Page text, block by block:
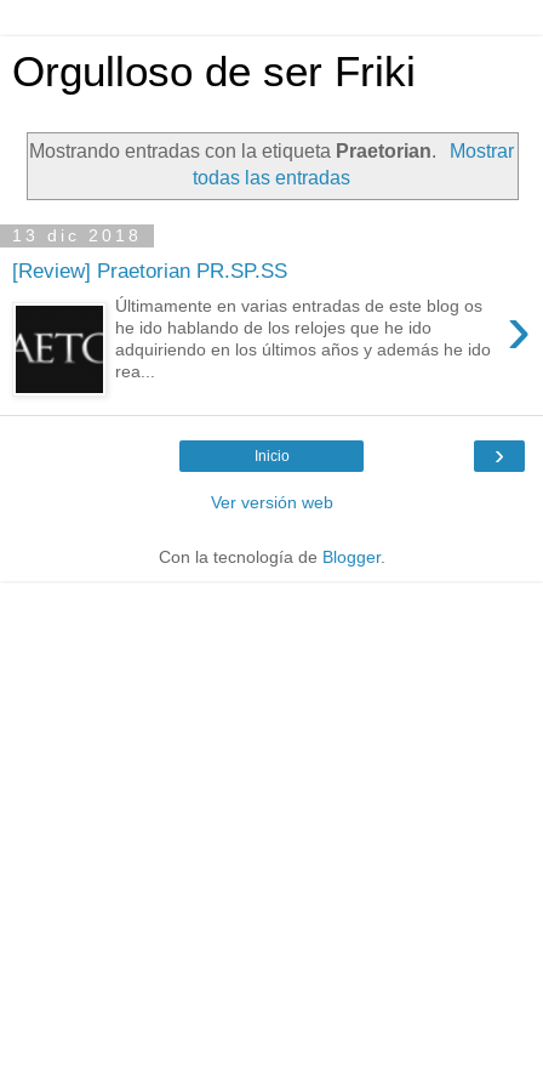
Orgulloso de ser Friki
Mostrando entradas con la etiqueta Praetorian.
Mostrar
todas las entradas
13 dic 2018
[Review] Praetorian PR.SP.SS
›
Últimamente en varias entradas de este blog os
he ido hablando de los relojes que he ido
adquiriendo en los últimos años y además he ido
rea...
›
Inicio
Ver versión web
Con la tecnología de Blogger.